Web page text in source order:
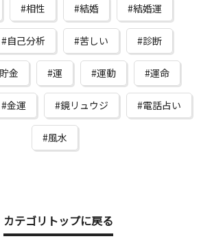
相性 結婚 結婚運
自己分析 苦しい 診断
貯金 運 運動 運命
金運 鏡リュウジ 電話占い
風水
カテゴリトップに戻る